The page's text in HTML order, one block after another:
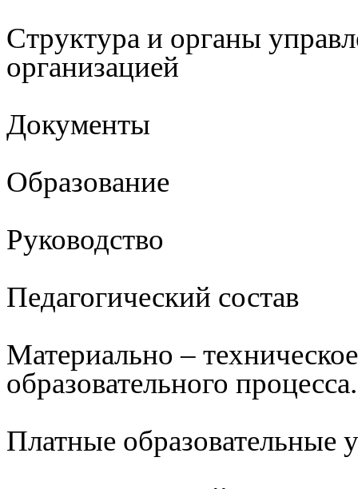
Структура и органы
организацией
Документы
Образование
Руководство
Педагогический состав
Материально –
образовательного
Платные образовательные